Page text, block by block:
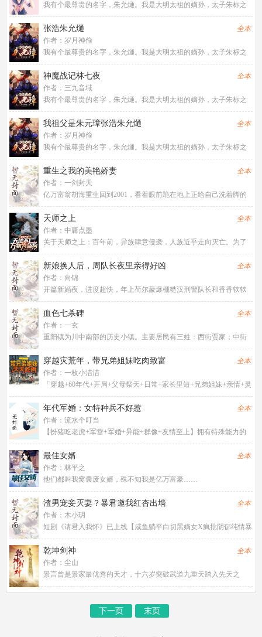
我有个最尊贵的名字，朱允熥。我是大明太祖的嫡孙，太子朱标之
嫡子。母亲是常遇春之女，舅爷是蓝玉。我是大明最尊贵的皇孙，
也是大明皇位，最有分量的，最为合法的继承人。我将开创一个不
一样的大明，风华无双，日月
张浩朱允熥
作者： 岁月神偷
我有个最尊贵的名字，朱允熥。我是大明太祖的嫡孙，太子朱标之
嫡子。母亲是常遇春之女，舅爷是蓝玉。我是大明最尊贵的皇孙，
也是大明皇位，最有分量的，最为合法的继承人。我将开创一个不
一样的大明，风华无双，日月
全本
神魔战记林七夜
作者： 三九音域
我有个最尊贵的名字，朱允熥。我是大明太祖的嫡孙，太子朱标之
嫡子。母亲是常遇春之女，舅爷是蓝玉。我是大明最尊贵的皇孙，
也是大明皇位，最有分量的，最为合法的继承人。我将开创一个不
一样的大明，风华无双，日月
全本
我祖父是朱元璋张浩朱允熥
作者： 岁月神偷
我有个最尊贵的名字，朱允熥。我是大明太祖的嫡孙，太子朱标之
嫡子。母亲是常遇春之女，舅爷是蓝玉。我是大明最尊贵的皇孙，
也是大明皇位，最有分量的，最为合法的继承人。我将开创一个不
一样的大明，风华无双，日月
全本
重生之我的美艳娇妻
作者： 一剑封天
亿万富翁胡海重生回到2001，看着眼前跪在地上正给自己洗着脚的
美艳娇妻，他呆住了。“粑粑，粑粑，今天晚上你能跟妈妈一起陪着
我睡吗，悠悠害怕。”
全本
天师之上
作者： 中庸点墨
关于天师之上：百年前，异族肆意侵袭，人族近乎走向灭亡。为了
抵御魔兽入侵，每个人都会在十二岁进行转职。唯有成为转职者，
不断升级，方能屹立世界之巅!叶想在转职当天，成为了先天满十级
的道士，但因为道士毫无强
全本
新娘换人后，周队长夜里亲得好凶
作者： 向锦
开篇新婚夜，进度超快，年上荷尔蒙爆棚糙汉刑警队长和香香软软
娇妻男主老房子着火，占有欲强，爱亲亲抱抱，甜欲宠~女主馋男
主，主动超会撩-陆甯出差回来发现她竟是假千金，不但父母换了，
就连结婚对象也被换了。真
全本
血色七杀碑
作者： 一玄
重阳镇为川中南部的历史小镇。主要居民有三姓：西街贾家；中街
郑家；东街甄家。重阳镇乃风雅小镇。有四大古迹：七杀碑；无字
坊；琉璃井；熔金寺。重阳镇又叫史家街。街道路面由黄石板铺
成，东西两边都是铺面，清一色
全本
穿越灾荒年，带兄弟姐妹吃肉致富
作者： 一枚小洁洁
「穿越+60年代+开局+父母祭天+日常+家长里短+兄弟姐妹+亲情+灵
泉空间」舒天赐穿越到60年代，父母双亡，却还有五个兄弟姐妹，
大哥舒天佑从小因意外导致憨傻，全家希望寄托在舒天赐身上。二
姐舒香莲因还没
全本
年代军婚：女特种兵不好惹
作者： 流水个叮当
【扮猪吃老虎+军营+军婚+异能+群像+友情至上】拥有特殊能力的
杀手不小心穿越到了七十年代，爹死娘跑路，那她干什么能养活自
己……什么？当杀手，上辈子干够了。去种田，不会！经商走黑
市，太麻烦了！她找了一条
全本
最佳女婿
作者： 林平之
他们都叫我窝囊废女婿，殊不知我是亿万富豪……
全本
渣男宠妾灭妻？暴君邀我红杏出墙
作者： 木小玥
短剧《请君入我怀》已上线【咸鱼躺平白切黑嫡女X疯批阴郁纯情暴
君】（男小三上位）（原书名：和离当天，虐文女主转身嫁暴君）
皇家秋猎，宋瑶枝与夫君从边关带回来的女子发生争执。宋瑶枝斥
责对方不过是妾。话落，她
全本
乾坤剑神
作者： 尘山
景言曾是景家最优秀的天才，十六岁突破武道九重天踏入先天之
境，整个东临城无人能比，却莫名其妙在进入神风学院后境界跌
成为无数武者仰望的存在。
全本
下一页 末页